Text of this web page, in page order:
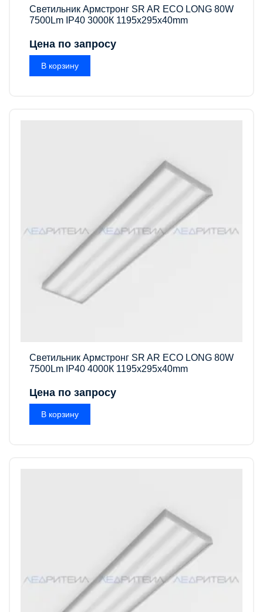
Светильник Армстронг SR AR ECO LONG 80W
7500Lm IP40 3000К 1195x295x40mm
Цена по запросу
В корзину
Светильник Армстронг SR AR ECO LONG 80W
7500Lm IP40 4000К 1195x295x40mm
Цена по запросу
В корзину